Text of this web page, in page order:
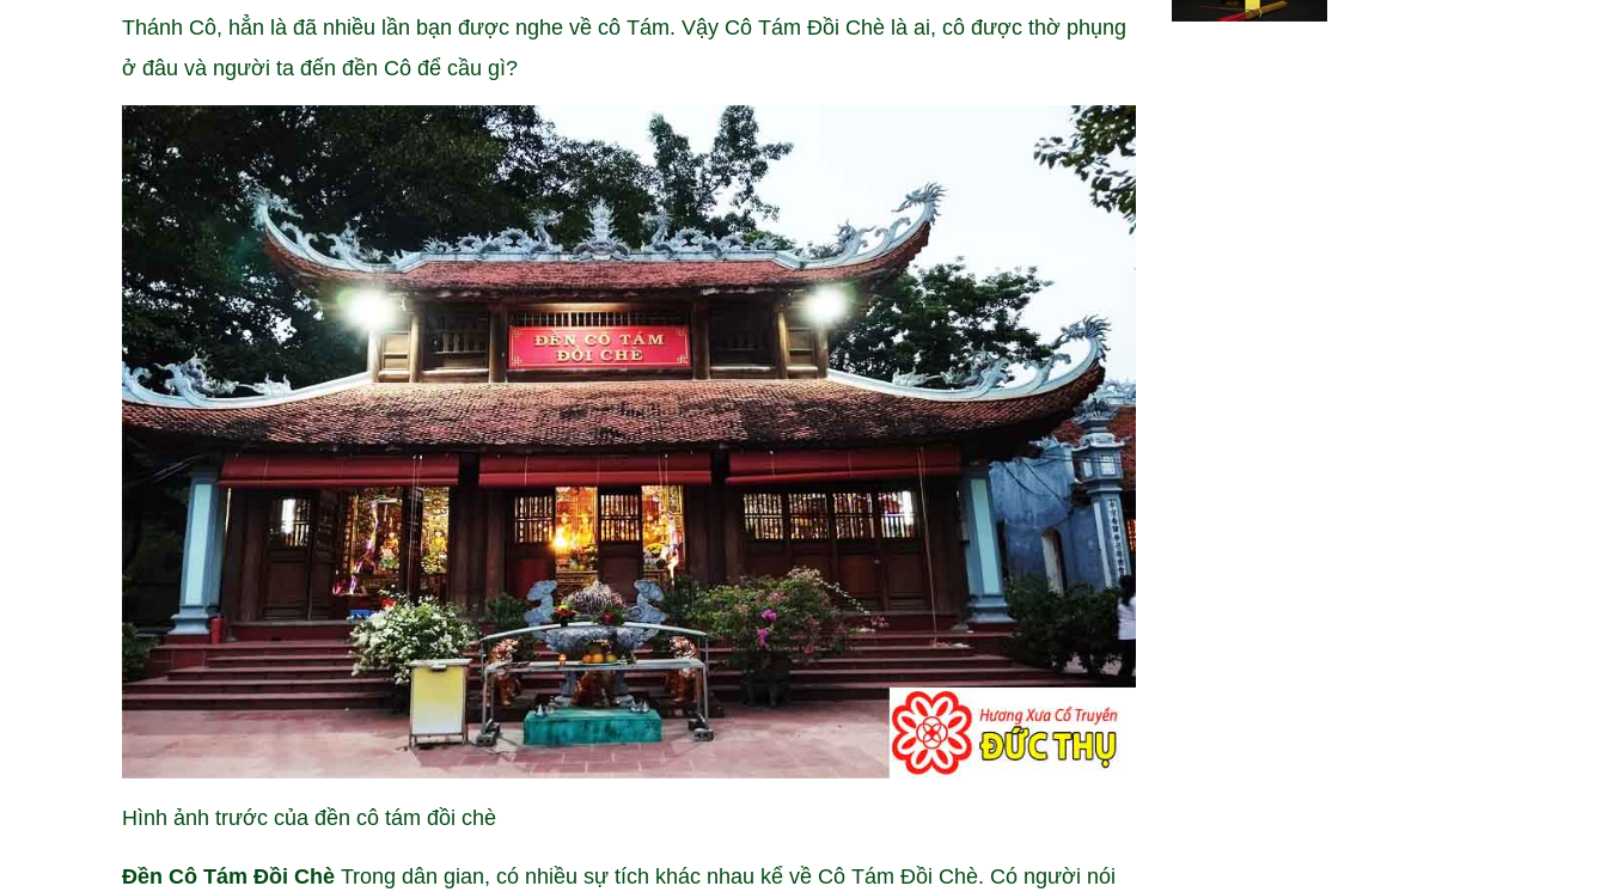
Thánh Cô, hẳn là đã nhiều lần bạn được nghe về cô Tám. Vậy Cô Tám Đồi Chè là ai, cô được thờ phụng
ở đâu và người ta đến đền Cô để cầu gì?
Hình ảnh trước của đền cô tám đồi chè
Đền Cô Tám Đồi Chè Trong dân gian, có nhiều sự tích khác nhau kể về Cô Tám Đồi Chè. Có người nói